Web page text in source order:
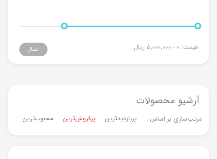
قیمت: 0 - 5,000,000 ریال اعمال
آرشیو محصولات
مرتب‌سازی بر اساس : پربازدیدترین پرفروش‌ترین‌ محبوب‌ترین